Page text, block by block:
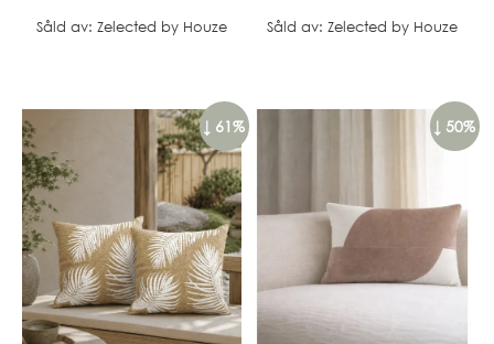
Såld av: Zelected by Houze Såld av: Zelected by Houze
↓ 61% ↓ 50%